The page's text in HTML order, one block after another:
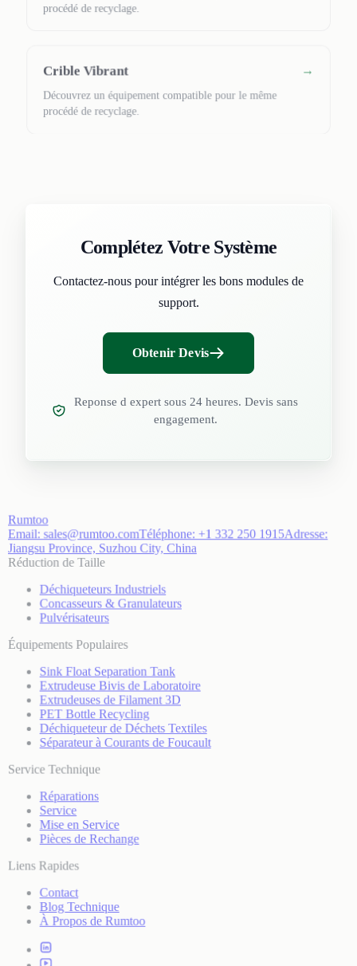
procédé de recyclage.
Crible Vibrant
Découvrez un équipement compatible pour le même
procédé de recyclage.
→
Complétez Votre Système
Contactez-nous pour intégrer les bons modules de
support.
Obtenir Devis
Reponse d expert sous 24 heures. Devis sans
engagement.
Rumtoo
Email: sales@rumtoo.comTéléphone: +1 332 250 1915Adresse:
Jiangsu Province, Suzhou City, China
Réduction de Taille
Déchiqueteurs Industriels
Concasseurs & Granulateurs
Pulvérisateurs
Équipements Populaires
Sink Float Separation Tank
Extrudeuse Bivis de Laboratoire
Extrudeuses de Filament 3D
PET Bottle Recycling
Déchiqueteur de Déchets Textiles
Séparateur à Courants de Foucault
Service Technique
Réparations
Service
Mise en Service
Pièces de Rechange
Liens Rapides
Contact
Blog Technique
À Propos de Rumtoo